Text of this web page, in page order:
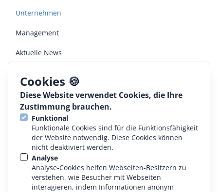
Cookies 🍪
Diese Website verwendet Cookies, die Ihre
Zustimmung brauchen.
Funktional
Funktionale Cookies sind für die Funktionsfähigkeit
der Website notwendig. Diese Cookies können
nicht deaktiviert werden.
Analyse
Analyse-Cookies helfen Webseiten-Besitzern zu
verstehen, wie Besucher mit Webseiten
interagieren, indem Informationen anonym
Unternehmen
Management
Aktuelle News
Rechtliches
Konformitätserklärung
Datenschutz
Impressum